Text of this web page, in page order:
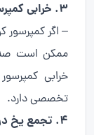
3. خرابی کمپرسور:
– اگر کمپرسور
ممکن است
خرابی
تخصصی دارد.
4. تجمع یخ در اواپراتور: